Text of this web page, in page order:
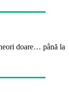
doare… până la